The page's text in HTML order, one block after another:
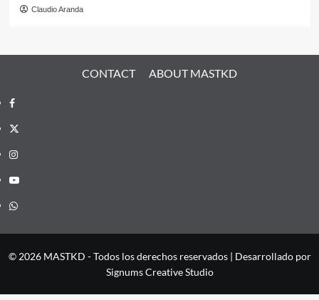
Claudio Aranda
CONTACT ABOUT MASTKD
Facebook
X
Instagram
YouTube
Whatsapp